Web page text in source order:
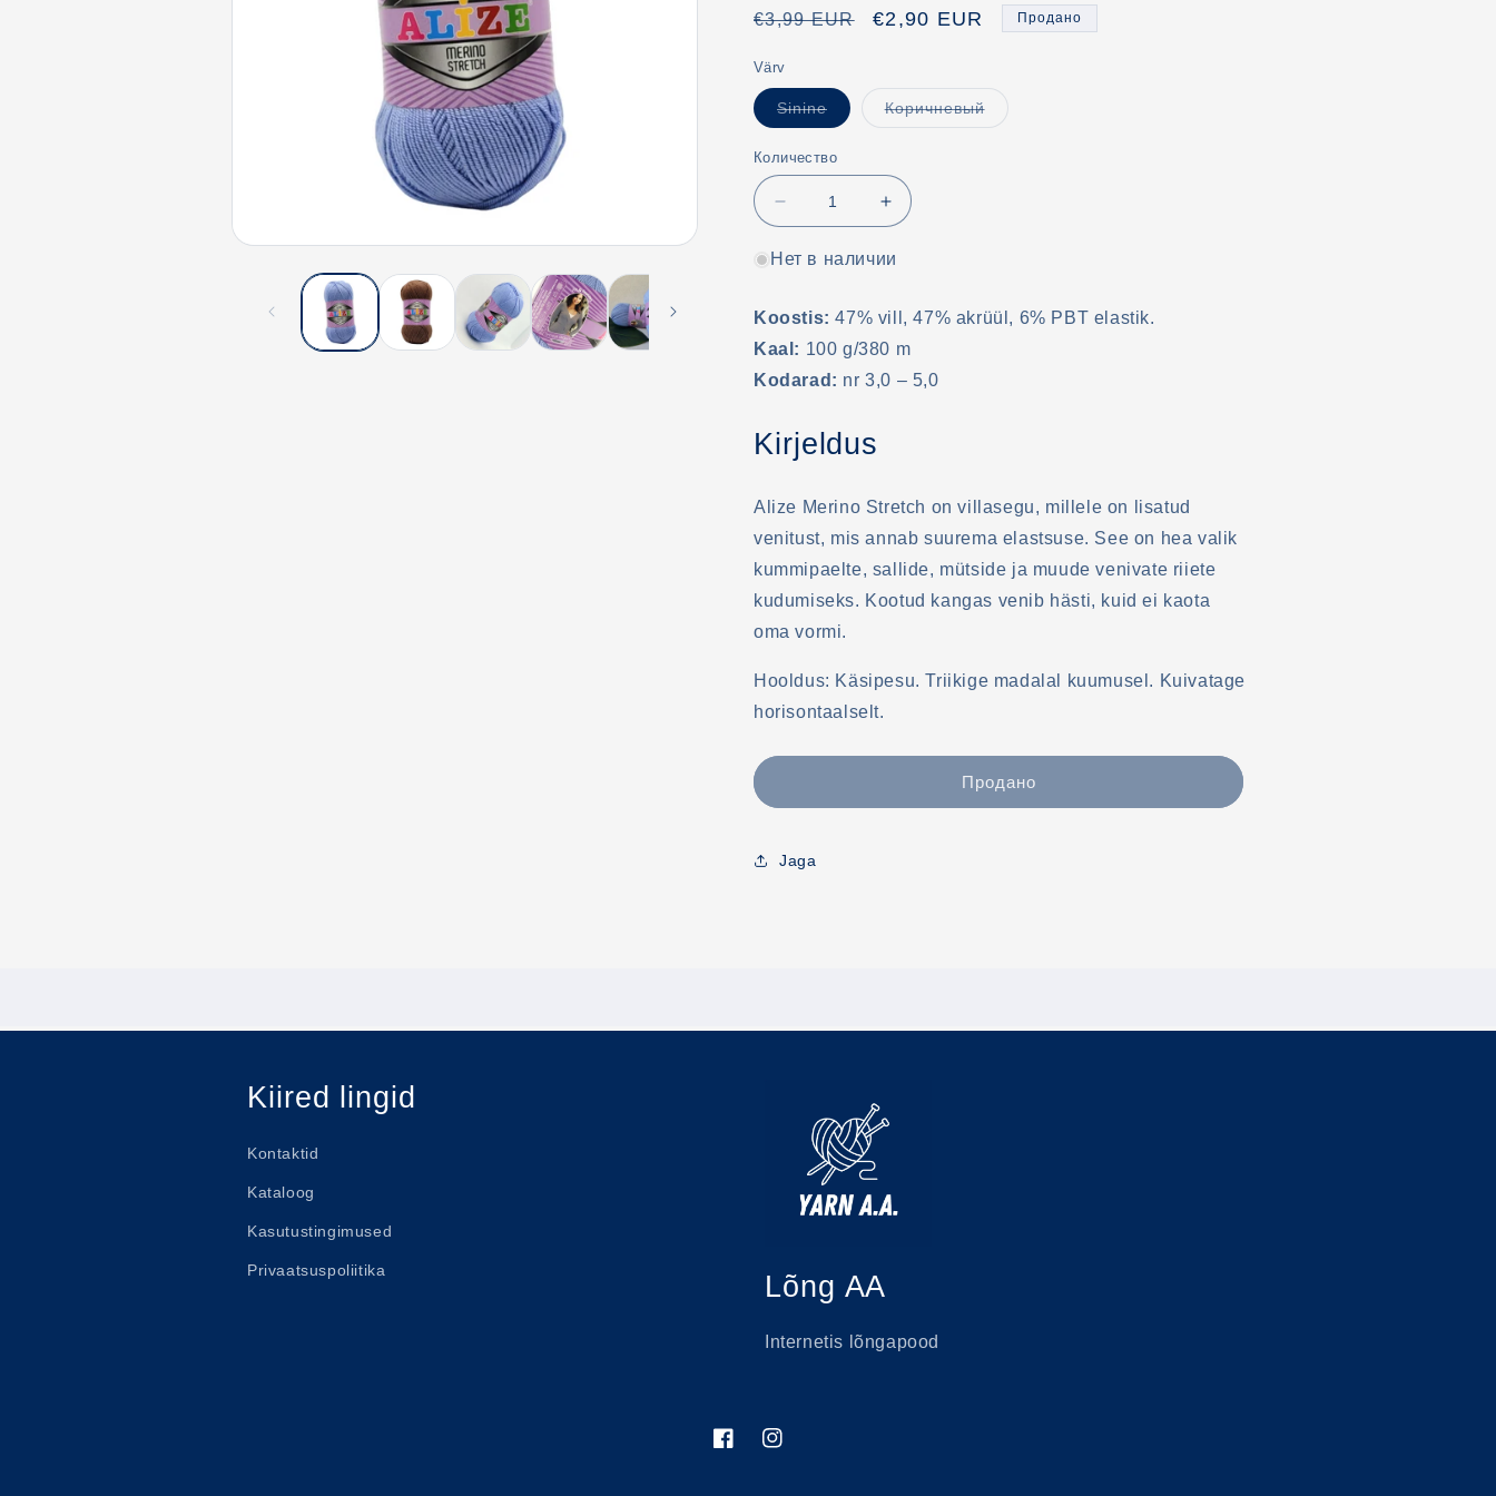
Обычная
€3,99 EUR
Цена
€2,90 EUR Продано
Värv
SinineВариант
распродан
недоступен
КоричневыйВариант
Количество
Уменьшить
количество
Alize
Увеличить
количество
Alize
Нет в наличии
Koostis: 47% vill, 47% akrüül, 6% PBT elastik.
Kaal: 100 g/380 m
Kodarad: nr 3,0 – 5,0
Kirjeldus
Alize Merino Stretch on villasegu, millele on lisatud
venitust, mis annab suurema elastsuse. See on hea valik
kummipaelte, sallide, mütside ja muude venivate riiete
kudumiseks. Kootud kangas venib hästi, kuid ei kaota
oma vormi.
Hooldus: Käsipesu. Triikige madalal kuumusel. Kuivatage
horisontaalselt.
Продано
Jaga
Kiired lingid
Kontaktid
Kataloog
Kasutustingimused
Privaatsuspoliitika Lõng AA
Internetis lõngapood
FacebookInstagram